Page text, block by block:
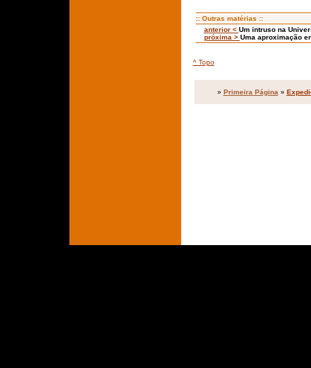
:: Outras matérias ::
anterior < Um intruso na
próxima > Uma aproximação
^ Topo
» Primeira Página »